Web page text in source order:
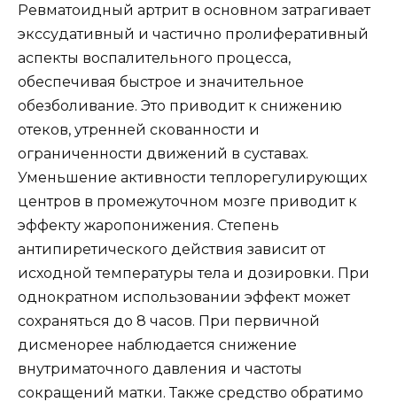
Ревматоидный артрит в основном затрагивает
экссудативный и частично пролиферативный
аспекты воспалительного процесса,
обеспечивая быстрое и значительное
обезболивание. Это приводит к снижению
отеков, утренней скованности и
ограниченности движений в суставах.
Уменьшение активности теплорегулирующих
центров в промежуточном мозге приводит к
эффекту жаропонижения. Степень
антипиретического действия зависит от
исходной температуры тела и дозировки. При
однократном использовании эффект может
сохраняться до 8 часов. При первичной
дисменорее наблюдается снижение
внутриматочного давления и частоты
сокращений матки. Также средство обратимо